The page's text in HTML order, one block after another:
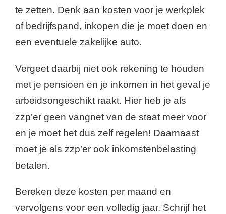
te zetten. Denk aan kosten voor je werkplek
of bedrijfspand, inkopen die je moet doen en
een eventuele zakelijke auto.
Vergeet daarbij niet ook rekening te houden
met je pensioen en je inkomen in het geval je
arbeidsongeschikt raakt. Hier heb je als
zzp’er geen vangnet van de staat meer voor
en je moet het dus zelf regelen! Daarnaast
moet je als zzp’er ook inkomstenbelasting
betalen.
Bereken deze kosten per maand en
vervolgens voor een volledig jaar. Schrijf het